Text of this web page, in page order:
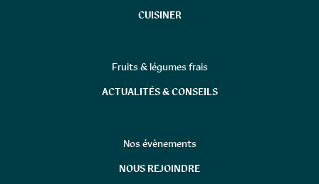
CUISINER
Fruits & légumes frais
ACTUALITÉS & CONSEILS
Nos évènements
NOUS REJOINDRE